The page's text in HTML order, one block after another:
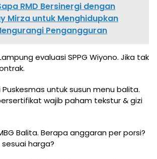
RMD Bersinergi dengan
Mirza untuk Menghidupkan
Pengangguran
evaluasi SPPG Wiyono. Jika tak
Puskesmas untuk susun menu balita.
wajib paham tekstur & gizi
Balita. Berapa anggaran per porsi?
harga?